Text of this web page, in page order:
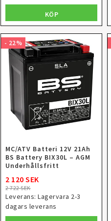
KÖP
- 22%
MC/ATV Batteri 12V 21Ah
BS Battery BIX30L – AGM
Underhållsfritt
2 722 SEK
2 120 SEK
Leverans:Lagervara 2-3
dagars leverans